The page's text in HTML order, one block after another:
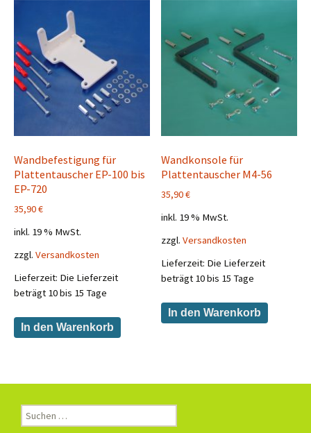
Wandbefestigung für
Plattentauscher EP-100 bis
EP-720
35,90€
inkl. 19 % MwSt.
zzgl. Versandkosten
Lieferzeit: Die Lieferzeit
beträgt 10 bis 15 Tage
In den Warenkorb
Wandkonsole für
Plattentauscher M4-56
35,90€
inkl. 19 % MwSt.
zzgl.Versandkosten
Lieferzeit: Die Lieferzeit
beträgt 10 bis 15 Tage
In den Warenkorb
Suchen
nach: